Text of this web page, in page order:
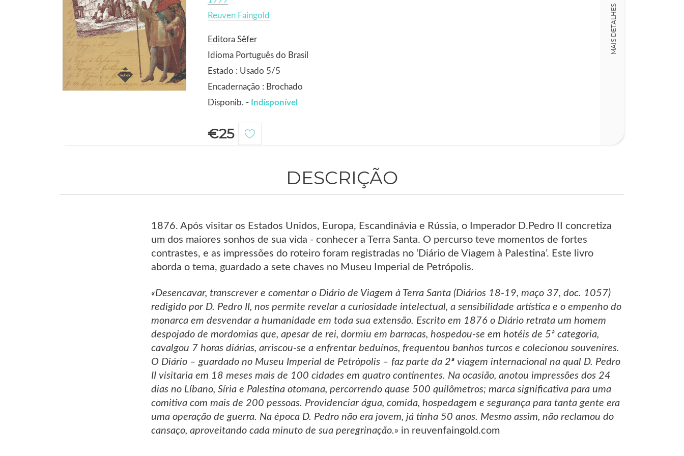
Reuven Faingold
Editora Sêfer
Idioma Português do Brasil
Estado : Usado 5/5
Encadernação : Brochado
Disponib. - Indisponível
€25
MAIS DETALHES
DESCRIÇÃO
1876. Após visitar os Estados Unidos, Europa, Escandinávia e Rússia, o Imperador D.Pedro II concretiza
um dos maiores sonhos de sua vida - conhecer a Terra Santa. O percurso teve momentos de fortes
contrastes, e as impressões do roteiro foram registradas no ‘Diário de Viagem à Palestina’. Este livro
aborda o tema, guardado a sete chaves no Museu Imperial de Petrópolis.
«Desencavar, transcrever e comentar o Diário de Viagem à Terra Santa (Diários 18-19, maço 37, doc. 1057)
redigido por D. Pedro II, nos permite revelar a curiosidade intelectual, a sensibilidade artística e o empenho do
monarca em desvendar a humanidade em toda sua extensão. Escrito em 1876 o Diário retrata um homem
despojado de mordomias que, apesar de rei, dormiu em barracas, hospedou-se em hotéis de 5ª categoria,
cavalgou 7 horas diárias, arriscou-se a enfrentar beduínos, frequentou banhos turcos e colecionou souvenires.
O Diário – guardado no Museu Imperial de Petrópolis – faz parte da 2ª viagem internacional na qual D. Pedro
II visitaria em 18 meses mais de 100 cidades em quatro continentes. Na ocasião, anotou impressões dos 24
dias no Líbano, Síria e Palestina otomana, percorrendo quase 500 quilômetros; marca significativa para uma
comitiva com mais de 200 pessoas. Providenciar água, comida, hospedagem e segurança para tanta gente era
uma operação de guerra. Na época D. Pedro não era jovem, já tinha 50 anos. Mesmo assim, não reclamou do
cansaço, aproveitando cada minuto de sua peregrinação.» in reuvenfaingold.com